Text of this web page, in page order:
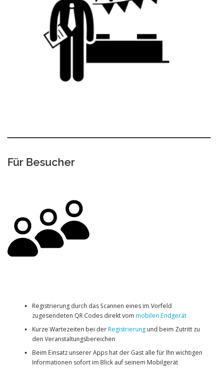
Für Besucher
Registrierung durch das Scannen eines im Vorfeld
zugesendeten QR Codes direkt vom mobilen Endgerät
Kurze Wartezeiten bei derRegistrierungund beim Zutritt zu
den Veranstaltungsbereichen
Beim Einsatz unserer Apps hat der Gast alle für Ihn wichtigen
Informationen sofort im Blick auf seinem Mobilgerät